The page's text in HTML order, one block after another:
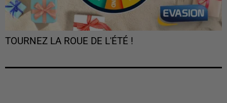
TOURNEZ LA ROUE DE L'ÉTÉ !